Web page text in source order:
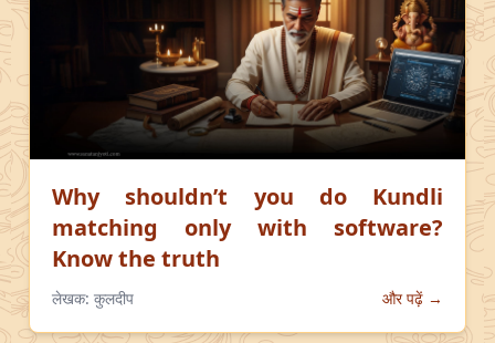
Why shouldn’t you do Kundli
matching only with software?
Know the truth
लेखक: कुलदीप और पढ़ें →